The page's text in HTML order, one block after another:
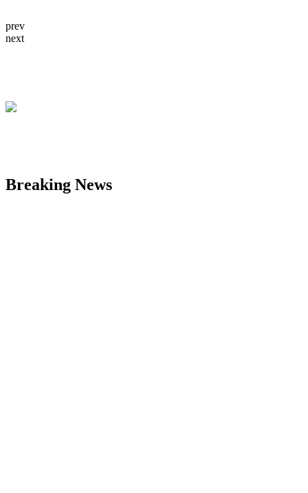
prev
next